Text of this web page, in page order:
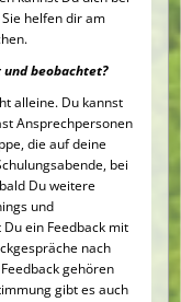
helfen dir am
beobachtet?
alleine. Du kannst
Ansprechpersonen
die auf deine
bei
Du weitere
und
ein Feedback mit
nach
gehören
gibt es auch